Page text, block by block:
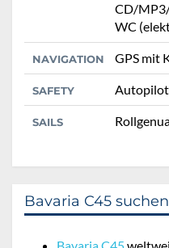
CD/MP3/
WC
NAVIGATION GPS mit
SAFETY
SAILS
Bavaria C45 suchen